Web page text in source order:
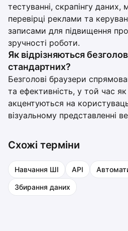
тестуванні, скрапінгу даних,
перевірці реклами та
записами для підвищення
зручності роботи.
Як відрізняються
стандартних?
Безголові браузери
та ефективність, у той час
акцентуються на
візуальному представленні
Схожі терміни
Навчання ШІ API
Збирання даних